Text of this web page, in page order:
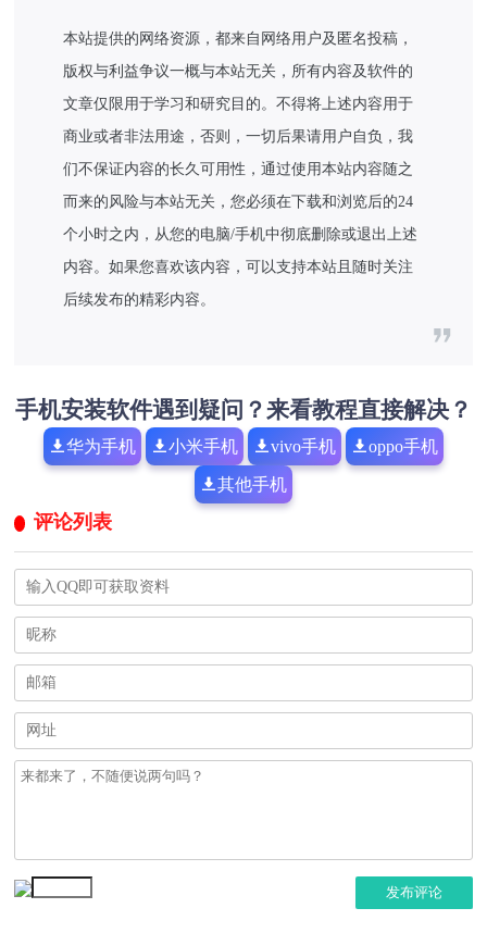
本站提供的网络资源，都来自网络用户及匿名投稿，
版权与利益争议一概与本站无关，所有内容及软件的
文章仅限用于学习和研究目的。不得将上述内容用于
商业或者非法用途，否则，一切后果请用户自负，我
们不保证内容的长久可用性，通过使用本站内容随之
而来的风险与本站无关，您必须在下载和浏览后的24
个小时之内，从您的电脑/手机中彻底删除或退出上述
内容。如果您喜欢该内容，可以支持本站且随时关注
后续发布的精彩内容。
手机安装软件遇到疑问？来看教程直接解决？
华为手机 小米手机 vivo手机 oppo手机
其他手机
评论列表
发布评论